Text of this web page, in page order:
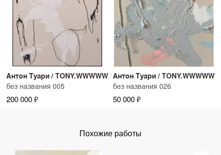
Антон Туари / TONY.WWWWW
без названия 005
200 000 ₽
Антон Туари / TONY.WWWWW
без названия 026
50 000 ₽
Похожие работы